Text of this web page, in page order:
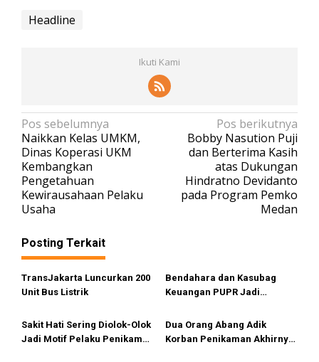
Headline
Ikuti Kami
N
a
v
i
g
s
i
p
s
Pos sebelumnya
Naikkan Kelas UMKM,
Dinas Koperasi UKM
Kembangkan
Pengetahuan
Kewirausahaan Pelaku
Usaha
Pos berikutnya
Bobby Nasution Puji
dan Berterima Kasih
atas Dukungan
Hindratno Devidanto
pada Program Pemko
Medan
Posting Terkait
TransJakarta Luncurkan 200
Unit Bus Listrik
Bendahara dan Kasubag
Keuangan PUPR Jadi
Sakit Hati Sering Diolok-Olok
Jadi Motif Pelaku Penikaman
Dua Orang Abang Adik
Korban Penikaman Akhirnya